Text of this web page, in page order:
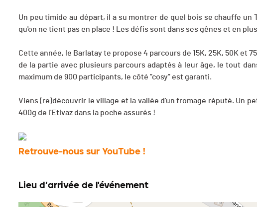
Un peu timide au départ, il a su montrer de quel bois se chauffe
qu'on ne tient pas en place ! Les défis sont dans ses gênes et en
Cette année, le Barlatay te propose 4 parcours de 15K, 25K, 50K et
de la partie avec plusieurs parcours adaptés à leur âge, le tout
maximum de 900 participants, le côté "cosy" est garanti.
Viens (re)découvrir le village et la vallée d'un fromage réputé. Un
400g de l'Etivaz dans la poche assurés !
Retrouve-nous sur YouTube !
Lieu d’arrivée de l'événement